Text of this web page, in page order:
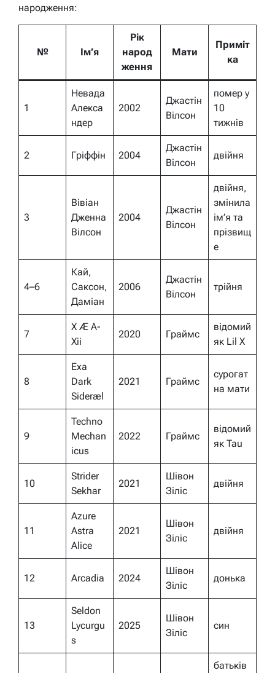
народження:
№ Ім’я
Рік
народ
ження
Мати
Приміт
ка
1
Невада
Алекса
ндер
2002
Джастін
Вілсон
помер у
10
тижнів
2 Гріффін 2004
Джастін
Вілсон
двійня
3
Вівіан
Дженна
Вілсон
2004
Джастін
Вілсон
двійня,
змінила
ім’я та
прізвищ
е
4–6
Кай,
Саксон,
Даміан
2006
Джастін
Вілсон
трійня
7
X Æ A-
Xii
2020 Граймс
відомий
як Lil X
8
Exa
Dark
Sideræl
2021 Граймс
сурогат
на мати
9
Techno
Mechan
icus
2022 Граймс
відомий
як Tau
10
Strider
Sekhar
2021
Шівон
Зіліс
двійня
11
Azure
Astra
Alice
2021
Шівон
Зіліс
двійня
12 Arcadia 2024
Шівон
Зіліс
донька
13
Seldon
Lycurgu
s
2025
Шівон
Зіліс
син
батьків